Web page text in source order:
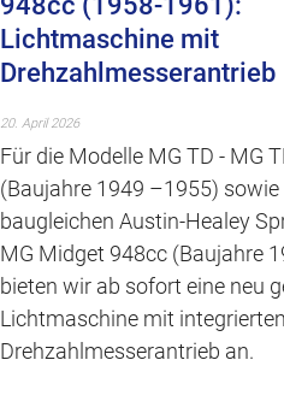
Lichtmaschine mit
Drehzahlmesserantrieb
20. April 2026
Für die Modelle MG TD - MG
(Baujahre 1949 –1955) sowie
baugleichen Austin-Healey
MG Midget 948cc (Baujahre
bieten wir ab sofort eine neu
Lichtmaschine mit
Drehzahlmesserantrieb an.